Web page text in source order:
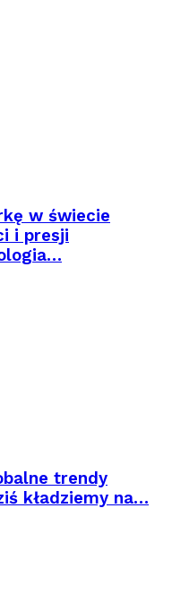
w świecie
i presji
trendy
kładziemy na…